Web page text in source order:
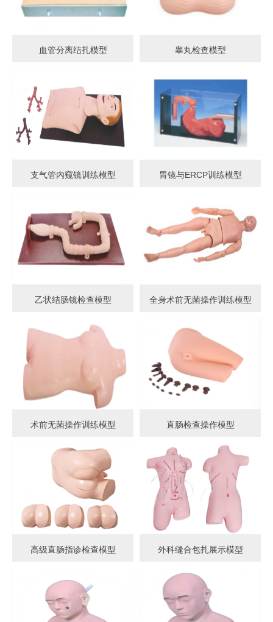
血管分离结扎模型 睾丸检查模型
支气管内窥镜训练模型 胃镜与ERCP训练模型
乙状结肠镜检查模型 全身术前无菌操作训练模型
术前无菌操作训练模型 直肠检查操作模型
高级直肠指诊检查模型 外科缝合包扎展示模型